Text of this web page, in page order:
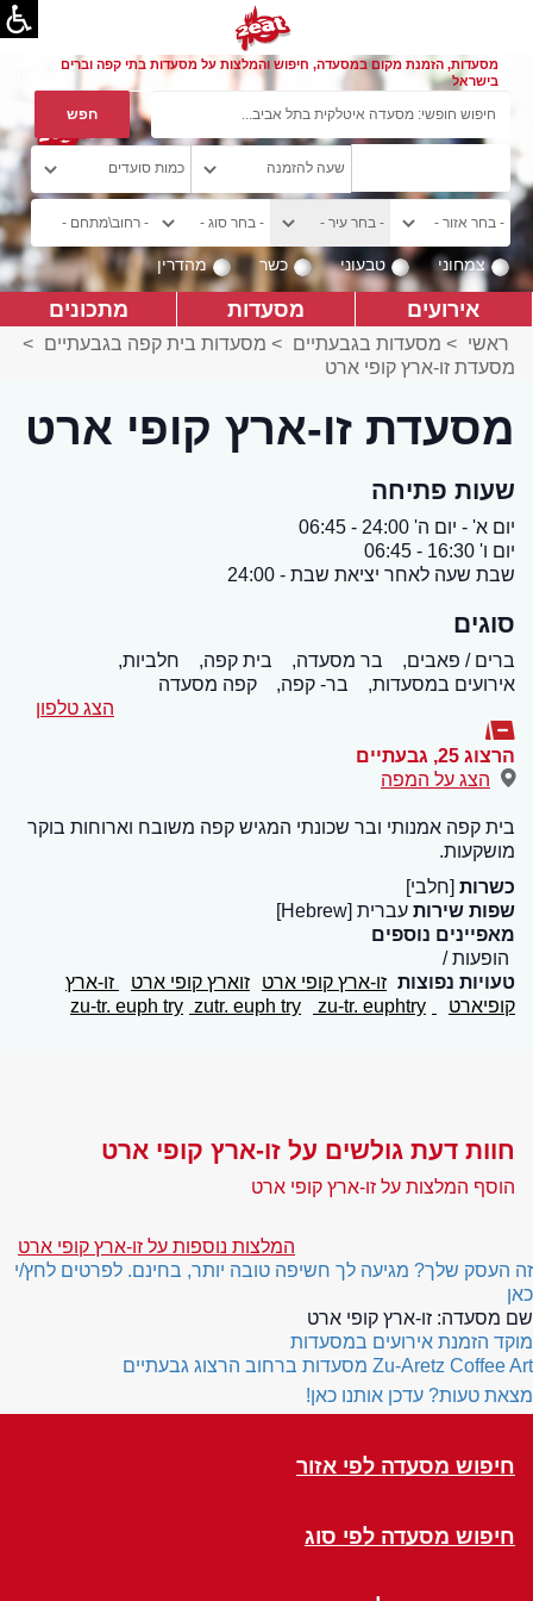
מסעדות, הזמנת מקום במסעדה, חיפוש והמלצות על מסעדות בתי קפה וברים
בישראל
צמחוני טבעוני כשר מהדרין
אירועים מסעדות מתכונים
ראשי > מסעדות בגבעתיים > מסעדות בית קפה בגבעתיים >
מסעדת זו-ארץ קופי ארט
מסעדת זו-ארץ קופי ארט
שעות פתיחה
יום א' - יום ה' 24:00 - 06:45
יום ו' 16:30 - 06:45
שבת שעה לאחר יציאת שבת - 24:00
סוגים
ברים / פאבים, בר מסעדה, בית קפה,
חלביות,
אירועים במסעדות,
בר- קפה,
קפה מסעדה
הצג טלפון
הרצוג 25 , גבעתיים
הצג על המפה
בית קפה אמנותי ובר שכונתי המגיש קפה משובח וארוחות בוקר
מושקעות.
כשרות [חלבי]
שפות שירות עברית [Hebrew]
מאפיינים נוספים
הופעות
טעויות נפוצות זו-ארץ קופי ארט זוארץ קופי ארט
זו-ארץ
קופיארט
zutr. euph try zu-tr. euphtry
חוות דעת גולשים על זו-ארץ קופי ארט
הוסף המלצות על זו-ארץ קופי ארט
המלצות נוספות על זו-ארץ קופי ארט
זה העסק שלך? מגיעה לך חשיפה טובה יותר, בחינם. לפרטים לחץ/י
כאן
שם מסעדה: זו-ארץ קופי ארט
מוקד הזמנת אירועים במסעדות
Zu-Aretz Coffee Art מסעדות ברחוב הרצוג גבעתיים
מצאת טעות? עדכן אותנו כאן!
חיפוש מסעדה לפי אזור
חיפוש מסעדה לפי סוג